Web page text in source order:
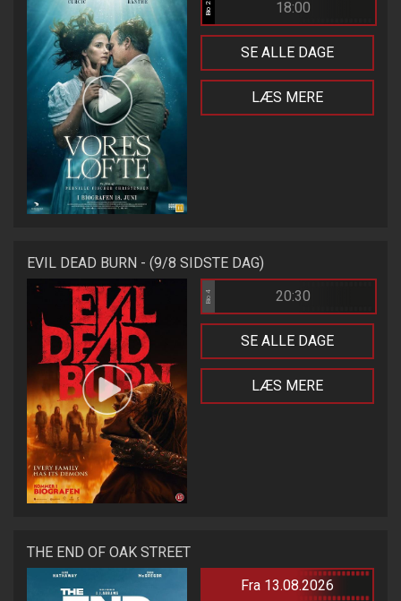
Bio 2 18:00
SE ALLE DAGE
LÆS MERE
EVIL DEAD BURN - (9/8 SIDSTE DAG)
Bio 4 20:30
SE ALLE DAGE
LÆS MERE
THE END OF OAK STREET
Fra 13.08.2026